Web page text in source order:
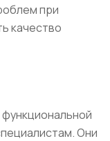
при
качество
Они